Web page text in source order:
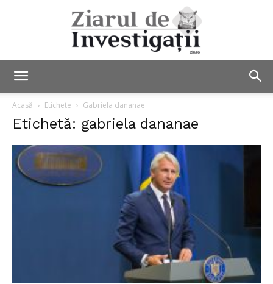
Investigații
Acasă Etichete Gabriela dananae
Etichetă: gabriela dananae